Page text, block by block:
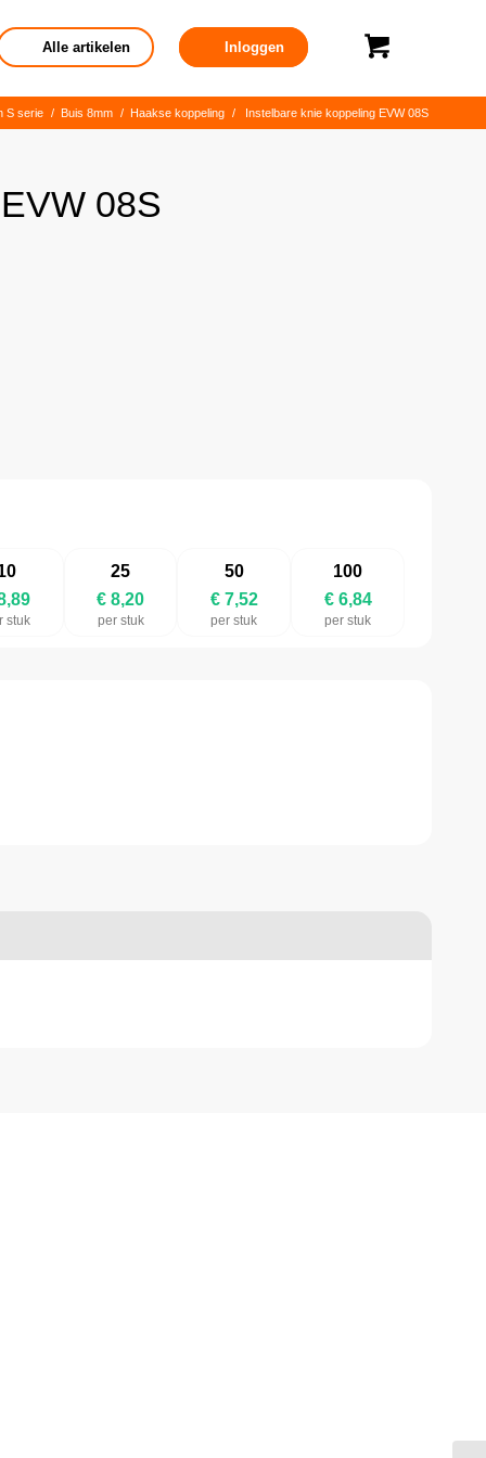
Alle artikelen Inloggen
S serie / Buis 8mm / Haakse koppeling / Instelbare knie koppeling EVW 08S
08S
stuk
25
€ 8,20
per stuk
50
€ 7,52
per stuk
100
€ 6,84
per stuk